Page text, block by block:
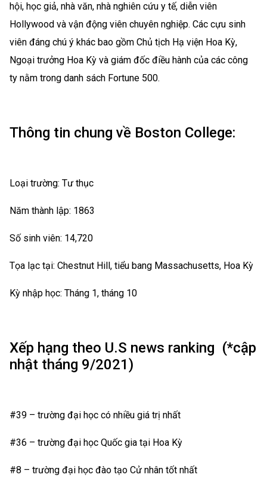
hội, học giả, nhà văn, nhà nghiên cứu y tế, diễn viên
Hollywood và vận động viên chuyên nghiệp. Các cựu sinh
viên đáng chú ý khác bao gồm Chủ tịch Hạ viện Hoa Kỳ,
Ngoại trưởng Hoa Kỳ và giám đốc điều hành của các công
ty nằm trong danh sách Fortune 500.
Thông tin chung về Boston College:
Loại trường: Tư thục
Năm thành lập: 1863
Số sinh viên: 14,720
Tọa lạc tại: Chestnut Hill, tiểu bang Massachusetts, Hoa Kỳ
Kỳ nhập học: Tháng 1, tháng 10
Xếp hạng theo U.S news ranking (*cập
nhật tháng 9/2021)
#39 – trường đại học có nhiều giá trị nhất
#36 – trường đại học Quốc gia tại Hoa Kỳ
#8 – trường đại học đào tạo Cử nhân tốt nhất